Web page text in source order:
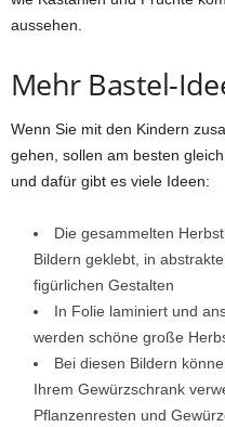
aussehen.
Mehr Bastel-
Wenn Sie mit den Kindern
gehen, sollen am besten
und dafür gibt es viele Ideen:
Die gesammelten
Bildern geklebt, in
figürlichen Gestalten
In Folie laminiert und
werden schöne große
Bei diesen Bildern
Ihrem Gewürzschrank
Pflanzenresten und